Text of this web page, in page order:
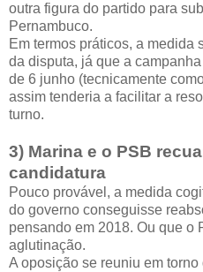
outra figura do partido para
Pernambuco.
Em termos práticos, a medida
da disputa, já que a
de 6 junho (tecnicamente
assim tenderia a facilitar a
turno.
3) Marina e o PSB
candidatura
Pouco provável, a medida
do governo conseguisse
pensando em 2018. Ou que o
aglutinação.
A oposição se reuniu em